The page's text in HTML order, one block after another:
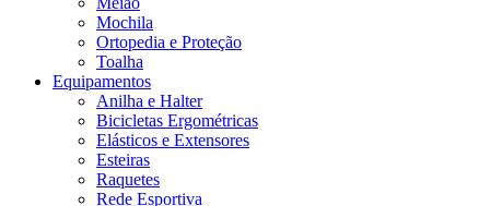
Mochila
Ortopedia e Proteção
Toalha
Equipamentos
Anilha e Halter
Bicicletas Ergométricas
Elásticos e Extensores
Esteiras
Raquetes
Rede Esportiva